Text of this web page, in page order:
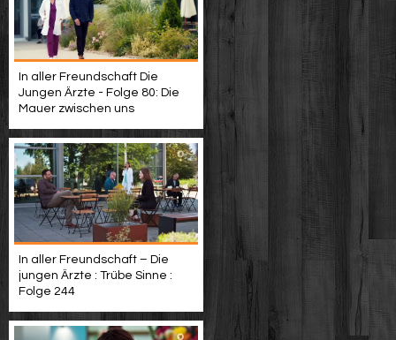
In aller Freundschaft Die
Jungen Ärzte - Folge 80: Die
Mauer zwischen uns
In aller Freundschaft – Die
jungen Ärzte : Trübe Sinne :
Folge 244